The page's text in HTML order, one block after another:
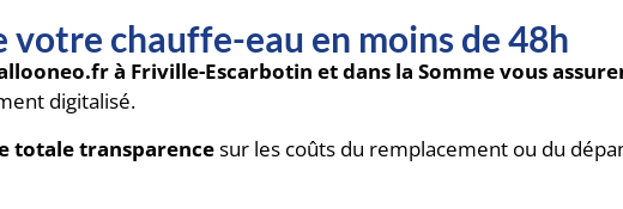
chauffe-eau en moins de 48h
à Friville-Escarbotin et dans la Somme vous
digitalisé.
totale transparencesur les coûts du remplacement ou du